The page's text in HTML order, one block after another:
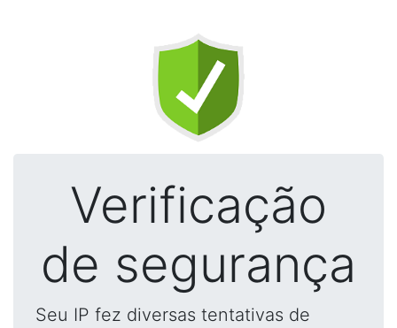
Verificação
de segurança
Seu IP fez diversas tentativas de